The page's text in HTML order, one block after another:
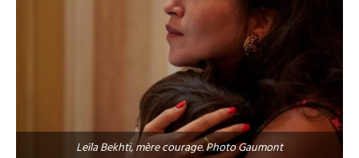
Leïla Bekhti, mère courage. Photo Gaumont